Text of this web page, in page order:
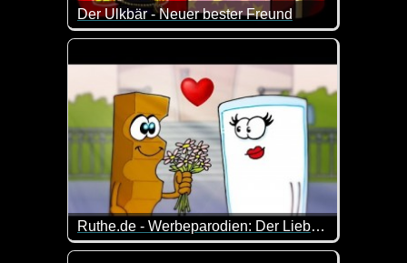
Der Ulkbär - Neuer bester Freund
vom Ulkbären habe ich ja schon mehr verteilt.
Ruthe.de - Werbeparodien: Der Liebesfilm
Diese Werbeparodien haben alle etwas mit dem